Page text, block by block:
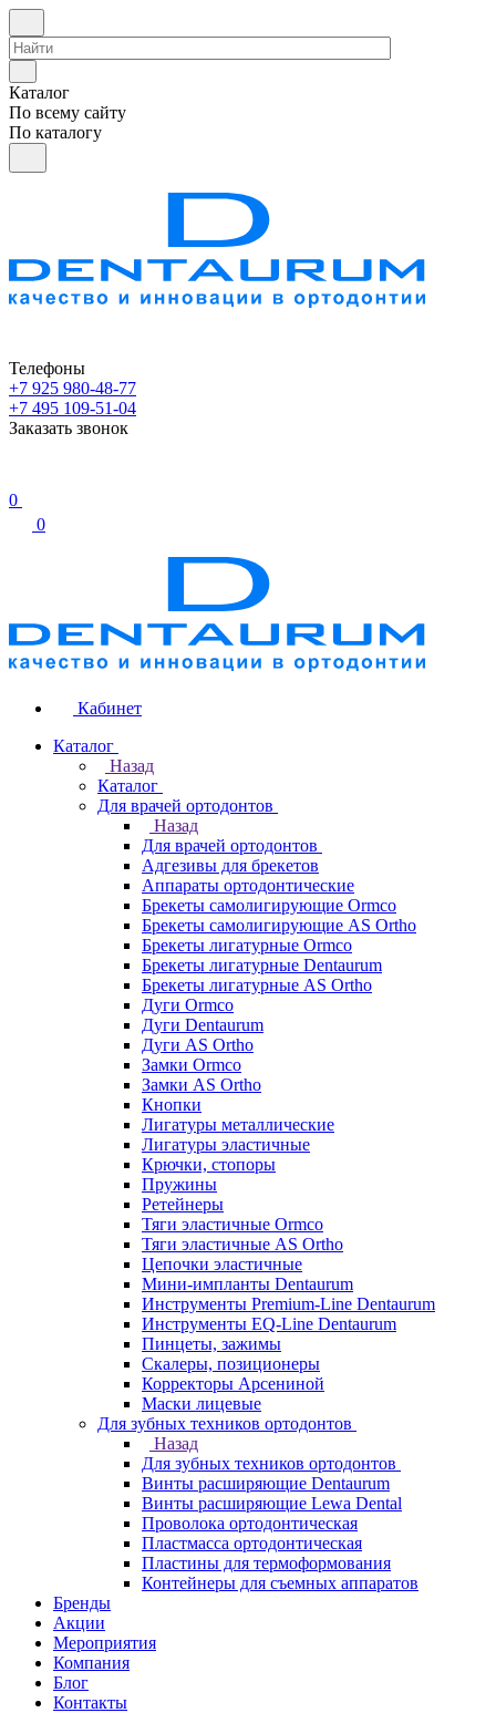
Каталог
По всему сайту
По каталогу
Телефоны
+7 925 980-48-77
+7 495 109-51-04
Заказать звонок
0
0
Кабинет
Каталог
Назад
Каталог
Для врачей ортодонтов
Назад
Для врачей ортодонтов
Адгезивы для брекетов
Аппараты ортодонтические
Брекеты самолигирующие Ormco
Брекеты самолигирующие AS Ortho
Брекеты лигатурные Ormco
Брекеты лигатурные Dentaurum
Брекеты лигатурные AS Ortho
Дуги Ormco
Дуги Dentaurum
Дуги AS Ortho
Замки Ormco
Замки AS Ortho
Кнопки
Лигатуры металлические
Лигатуры эластичные
Крючки, стопоры
Пружины
Ретейнеры
Тяги эластичные Ormco
Тяги эластичные AS Ortho
Цепочки эластичные
Мини-импланты Dentaurum
Инструменты Premium-Line Dentaurum
Инструменты EQ-Line Dentaurum
Пинцеты, зажимы
Скалеры, позиционеры
Корректоры Арсениной
Маски лицевые
Для зубных техников ортодонтов
Назад
Для зубных техников ортодонтов
Винты расширяющие Dentaurum
Винты расширяющие Lewa Dental
Проволока ортодонтическая
Пластмасса ортодонтическая
Пластины для термоформования
Контейнеры для съемных аппаратов
Бренды
Акции
Мероприятия
Компания
Блог
Контакты